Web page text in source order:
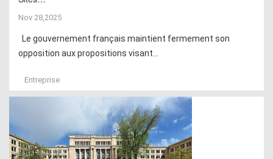
Nov 28,2025
Le gouvernement français maintient fermement son
opposition aux propositions visant...
Entreprise